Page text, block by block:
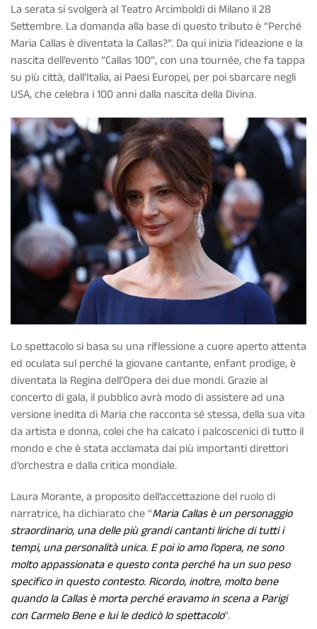
La serata si svolgerà al Teatro Arcimboldi di Milano il 28
Settembre. La domanda alla base di questo tributo è “Perché
Maria Callas è diventata la Callas?”. Da qui inizia l’ideazione e la
nascita dell’evento “Callas 100”, con una tournée, che fa tappa
su più città, dall’Italia, ai Paesi Europei, per poi sbarcare negli
USA, che celebra i 100 anni dalla nascita della Divina.
Lo spettacolo si basa su una riflessione a cuore aperto attenta
ed oculata sul perché la giovane cantante, enfant prodige, è
diventata la Regina dell’Opera dei due mondi. Grazie al
concerto di gala, il pubblico avrà modo di assistere ad una
versione inedita di Maria che racconta sé stessa, della sua vita
da artista e donna, colei che ha calcato i palcoscenici di tutto il
mondo e che è stata acclamata dai più importanti direttori
d’orchestra e dalla critica mondiale.
Laura Morante, a proposito dell’accettazione del ruolo di
narratrice, ha dichiarato che “Maria Callas è un personaggio
straordinario, una delle più grandi cantanti liriche di tutti i
tempi, una personalità unica. E poi io amo l’opera, ne sono
molto appassionata e questo conta perché ha un suo peso
specifico in questo contesto. Ricordo, inoltre, molto bene
quando la Callas è morta perché eravamo in scena a Parigi
con Carmelo Bene e lui le dedicò lo spettacolo”.